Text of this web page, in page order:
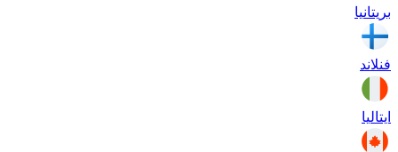
بریتانیا
فنلاند
ایتالیا